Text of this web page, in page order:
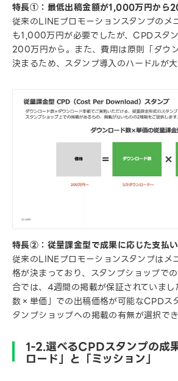
特長①：最低出稿金額が1,000万円から
従来のLINEプロモーションスタンプのメ
も1,000万円が必要でしたが、CPDスタ
200万円から。また、費用は原則「ダウ
決まるため、スタンプ導入のハードルが大
特長②：従量課金型で成果に応じた支払
従来のLINEプロモーションスタンプはメ
格が決まっており、スタンプショップで
合では、4週間の掲載が保証されていまし
数×単価」での出稿価格が可能なCPDス
タンプショップへの掲載の有無が選択でき
1-2.選べるCPDスタンプの成
ロード」と「ミッション」